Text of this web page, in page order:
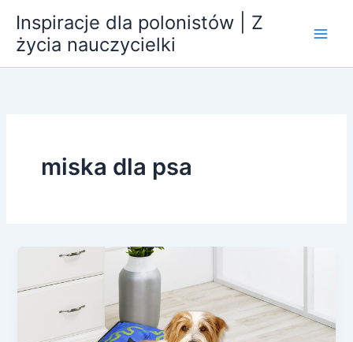
treści
Inspiracje dla polonistów | Z
życia nauczycielki
miska dla psa